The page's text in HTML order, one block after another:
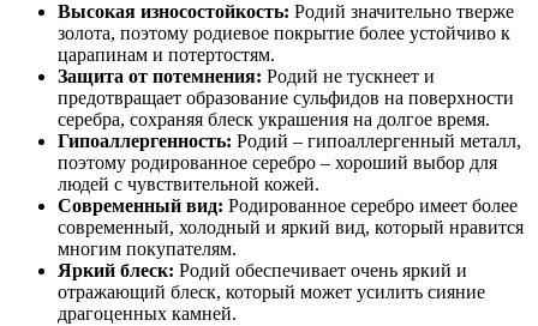
Высокая износостойкость: Родий значительно тверже
золота, поэтому родиевое покрытие более устойчиво к
царапинам и потертостям.
Защита от потемнения: Родий не тускнеет и
предотвращает образование сульфидов на поверхности
серебра, сохраняя блеск украшения на долгое время.
Гипоаллергенность: Родий – гипоаллергенный металл,
поэтому родированное серебро – хороший выбор для
людей с чувствительной кожей.
Современный вид: Родированное серебро имеет более
современный, холодный и яркий вид, который нравится
многим покупателям.
Яркий блеск: Родий обеспечивает очень яркий и
отражающий блеск, который может усилить сияние
драгоценных камней.